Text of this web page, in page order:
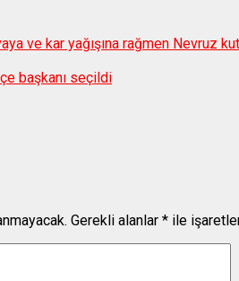
ve kar yağışına rağmen Nevruz
başkanı seçildi
Gerekli alanlar * ile